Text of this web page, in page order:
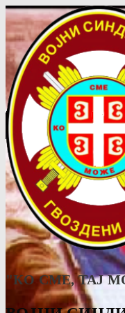
"КО СМЕ, ТАJ